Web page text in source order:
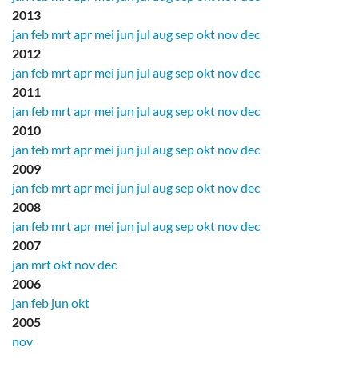
2013
jan feb mrtapr mei jun jul augsepokt novdec
2012
jan feb mrtapr mei jun jul augsepokt novdec
2011
jan feb mrtapr mei jun jul augsepokt novdec
2010
jan feb mrtapr mei jun jul augsepokt novdec
2009
jan feb mrtapr mei jun jul augsepokt novdec
2008
jan feb mrtapr mei jun jul augsepokt novdec
2007
jan mrtokt novdec
2006
jan feb jun okt
2005
nov